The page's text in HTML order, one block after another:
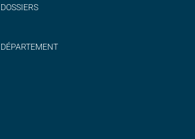
DOSSIERS
DÉPARTEMENT